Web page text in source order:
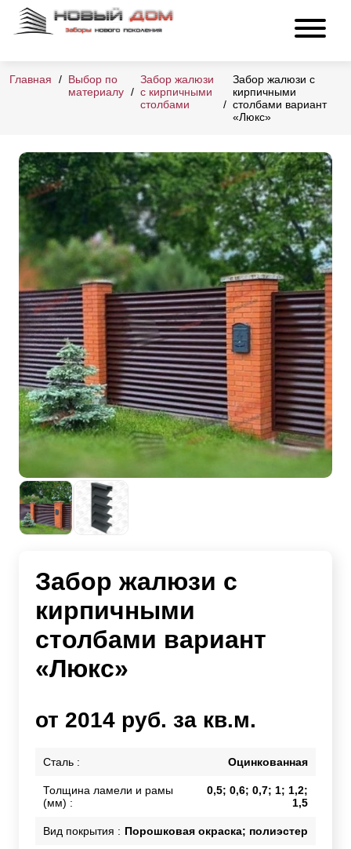
Главная
Выбор по
материалу
Забор жалюзи
с кирпичными
столбами
Забор жалюзи с
кирпичными
столбами вариант
«Люкс»
Забор жалюзи с
кирпичными
столбами вариант
«Люкс»
от 2014 руб. за кв.м.
Сталь : Оцинкованная
Толщина ламели и рамы
(мм) :
0,5; 0,6; 0,7; 1; 1,2;
1,5
Вид покрытия : Порошковая окраска; полиэстер